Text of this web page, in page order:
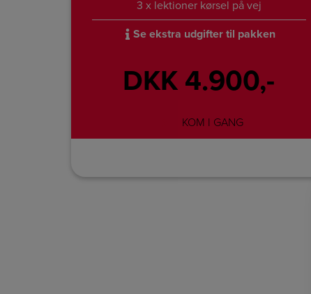
3 x lektioner kørsel på vej
Se ekstra udgifter til pakken
DKK 4.900,-
KOM I GANG